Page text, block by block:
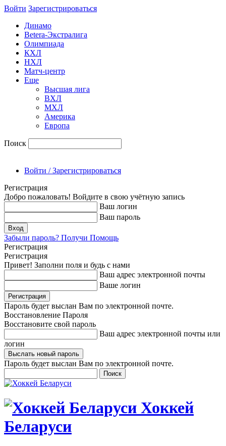
Войти Зарегиcтрироваться
Динамо
Betera-Экстралига
Олимпиада
КХЛ
НХЛ
Матч-центр
Еще
Высшая лига
ВХЛ
МХЛ
Америка
Европа
Поиск
Войти / Зарегистрироваться
Регистрация
Добро пожаловать! Войдите в свою учётную запись
Ваш логин
Ваш пароль
Забыли пароль? Получи Помощь
Регистрация
Регистрация
Привет! Заполни поля и будь с нами
Ваш адрес электронной почты
Ваше логин
Пароль будет выслан Вам по электронной почте.
Восстановление Пароля
Восстановите свой пароль
Ваш адрес электронной почты или
логин
Пароль будет выслан Вам по электронной почте.
Хоккей
Беларуси